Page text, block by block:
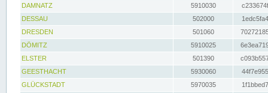
DAMNATZ
5910030
DESSAU
502000
DRESDEN
501060
DÖMITZ
5910025
ELSTER
501390
GEESTHACHT
5930060
GLÜCKSTADT
5970035